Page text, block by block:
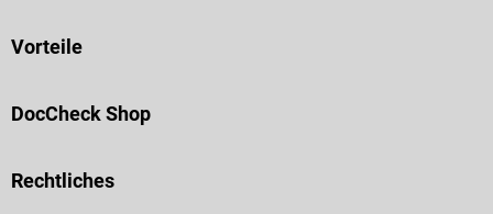
Vorteile
DocCheck Shop
Rechtliches